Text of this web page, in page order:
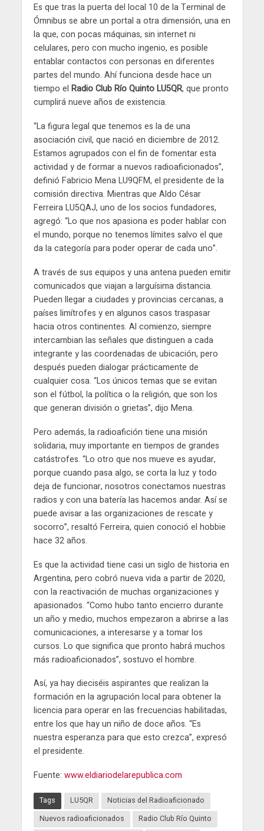
Es que tras la puerta del local 10 de la Terminal de
Ómnibus se abre un portal a otra dimensión, una en
la que, con pocas máquinas, sin internet ni
celulares, pero con mucho ingenio, es posible
entablar contactos con personas en diferentes
partes del mundo. Ahí funciona desde hace un
tiempo el Radio Club Río Quinto LU5QR, que pronto
cumplirá nueve años de existencia.
“La figura legal que tenemos es la de una
asociación civil, que nació en diciembre de 2012.
Estamos agrupados con el fin de fomentar esta
actividad y de formar a nuevos radioaficionados”,
definió Fabricio Mena LU9QFM, el presidente de la
comisión directiva. Mientras que Aldo César
Ferreira LU5QAJ, uno de los socios fundadores,
agregó: “Lo que nos apasiona es poder hablar con
el mundo, porque no tenemos límites salvo el que
da la categoría para poder operar de cada uno”.
A través de sus equipos y una antena pueden emitir
comunicados que viajan a larguísima distancia.
Pueden llegar a ciudades y provincias cercanas, a
países limítrofes y en algunos casos traspasar
hacia otros continentes. Al comienzo, siempre
intercambian las señales que distinguen a cada
integrante y las coordenadas de ubicación, pero
después pueden dialogar prácticamente de
cualquier cosa. “Los únicos temas que se evitan
son el fútbol, la política o la religión, que son los
que generan división o grietas”, dijo Mena.
Pero además, la radioafición tiene una misión
solidaria, muy importante en tiempos de grandes
catástrofes. “Lo otro que nos mueve es ayudar,
porque cuando pasa algo, se corta la luz y todo
deja de funcionar, nosotros conectamos nuestras
radios y con una batería las hacemos andar. Así se
puede avisar a las organizaciones de rescate y
socorro”, resaltó Ferreira, quien conoció el hobbie
hace 32 años.
Es que la actividad tiene casi un siglo de historia en
Argentina, pero cobró nueva vida a partir de 2020,
con la reactivación de muchas organizaciones y
apasionados. “Como hubo tanto encierro durante
un año y medio, muchos empezaron a abrirse a las
comunicaciones, a interesarse y a tomar los
cursos. Lo que significa que pronto habrá muchos
más radioaficionados”, sostuvo el hombre.
Así, ya hay dieciséis aspirantes que realizan la
formación en la agrupación local para obtener la
licencia para operar en las frecuencias habilitadas,
entre los que hay un niño de doce años. “Es
nuestra esperanza para que esto crezca”, expresó
el presidente.
Fuente: www.eldiariodelarepublica.com
Tags LU5QR
Noticias del Radioaficionado
Nuevos radioaficionados
Radio Club Río Quinto